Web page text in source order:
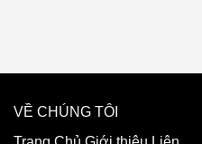
VỀ CHÚNG TÔI